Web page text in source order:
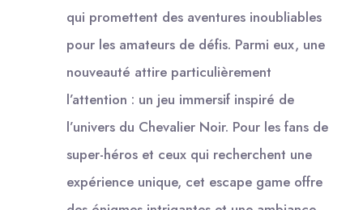
qui promettent des aventures inoubliables
pour les amateurs de défis. Parmi eux, une
nouveauté attire particulièrement
l’attention : un jeu immersif inspiré de
l’univers du Chevalier Noir. Pour les fans de
super-héros et ceux qui recherchent une
expérience unique, cet escape game offre